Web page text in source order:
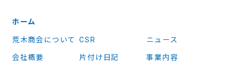
ホーム
荒木商会について CSR ニュース
会社概要 片付け日記 事業内容